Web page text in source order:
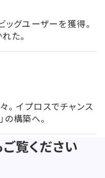
グユーザーを獲得。
た。
。イプロスでチャンス
の構築へ。
覧ください